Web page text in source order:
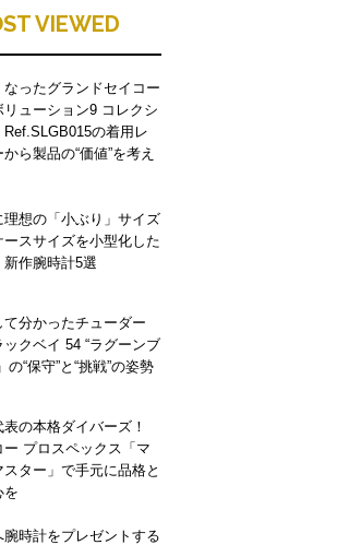
VIEWED
なったグランドセイコー
リューション9 コレクシ
Ref.SLGB015の着用レ
から製品の“価値”を考え
理想の「小ぶり」サイズ
ースサイズを小型化した
新作腕時計5選
て分かったチューダー
ックベイ 54 “ラグーンブ
の“保守”と“挑戦”の姿勢
表の本格ダイバーズ！
ー プロスペックス「マ
スター」で手元に品格と
を
腕時計をプレゼントする